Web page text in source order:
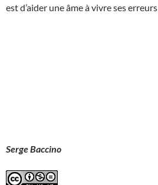
est d’aider une âme à vivre ses erreurs
Serge Baccino